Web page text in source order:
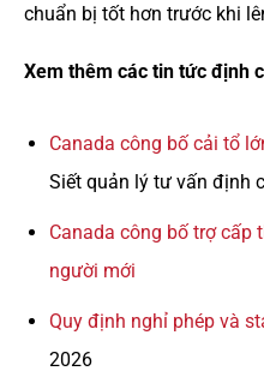
chuẩn bị tốt hơn trước khi
Xem thêm các tin tức định
Canada công bố cải tổ
Siết quản lý tư vấn định
Canada công bố trợ cấp
người mới
Quy định nghỉ phép và
2026